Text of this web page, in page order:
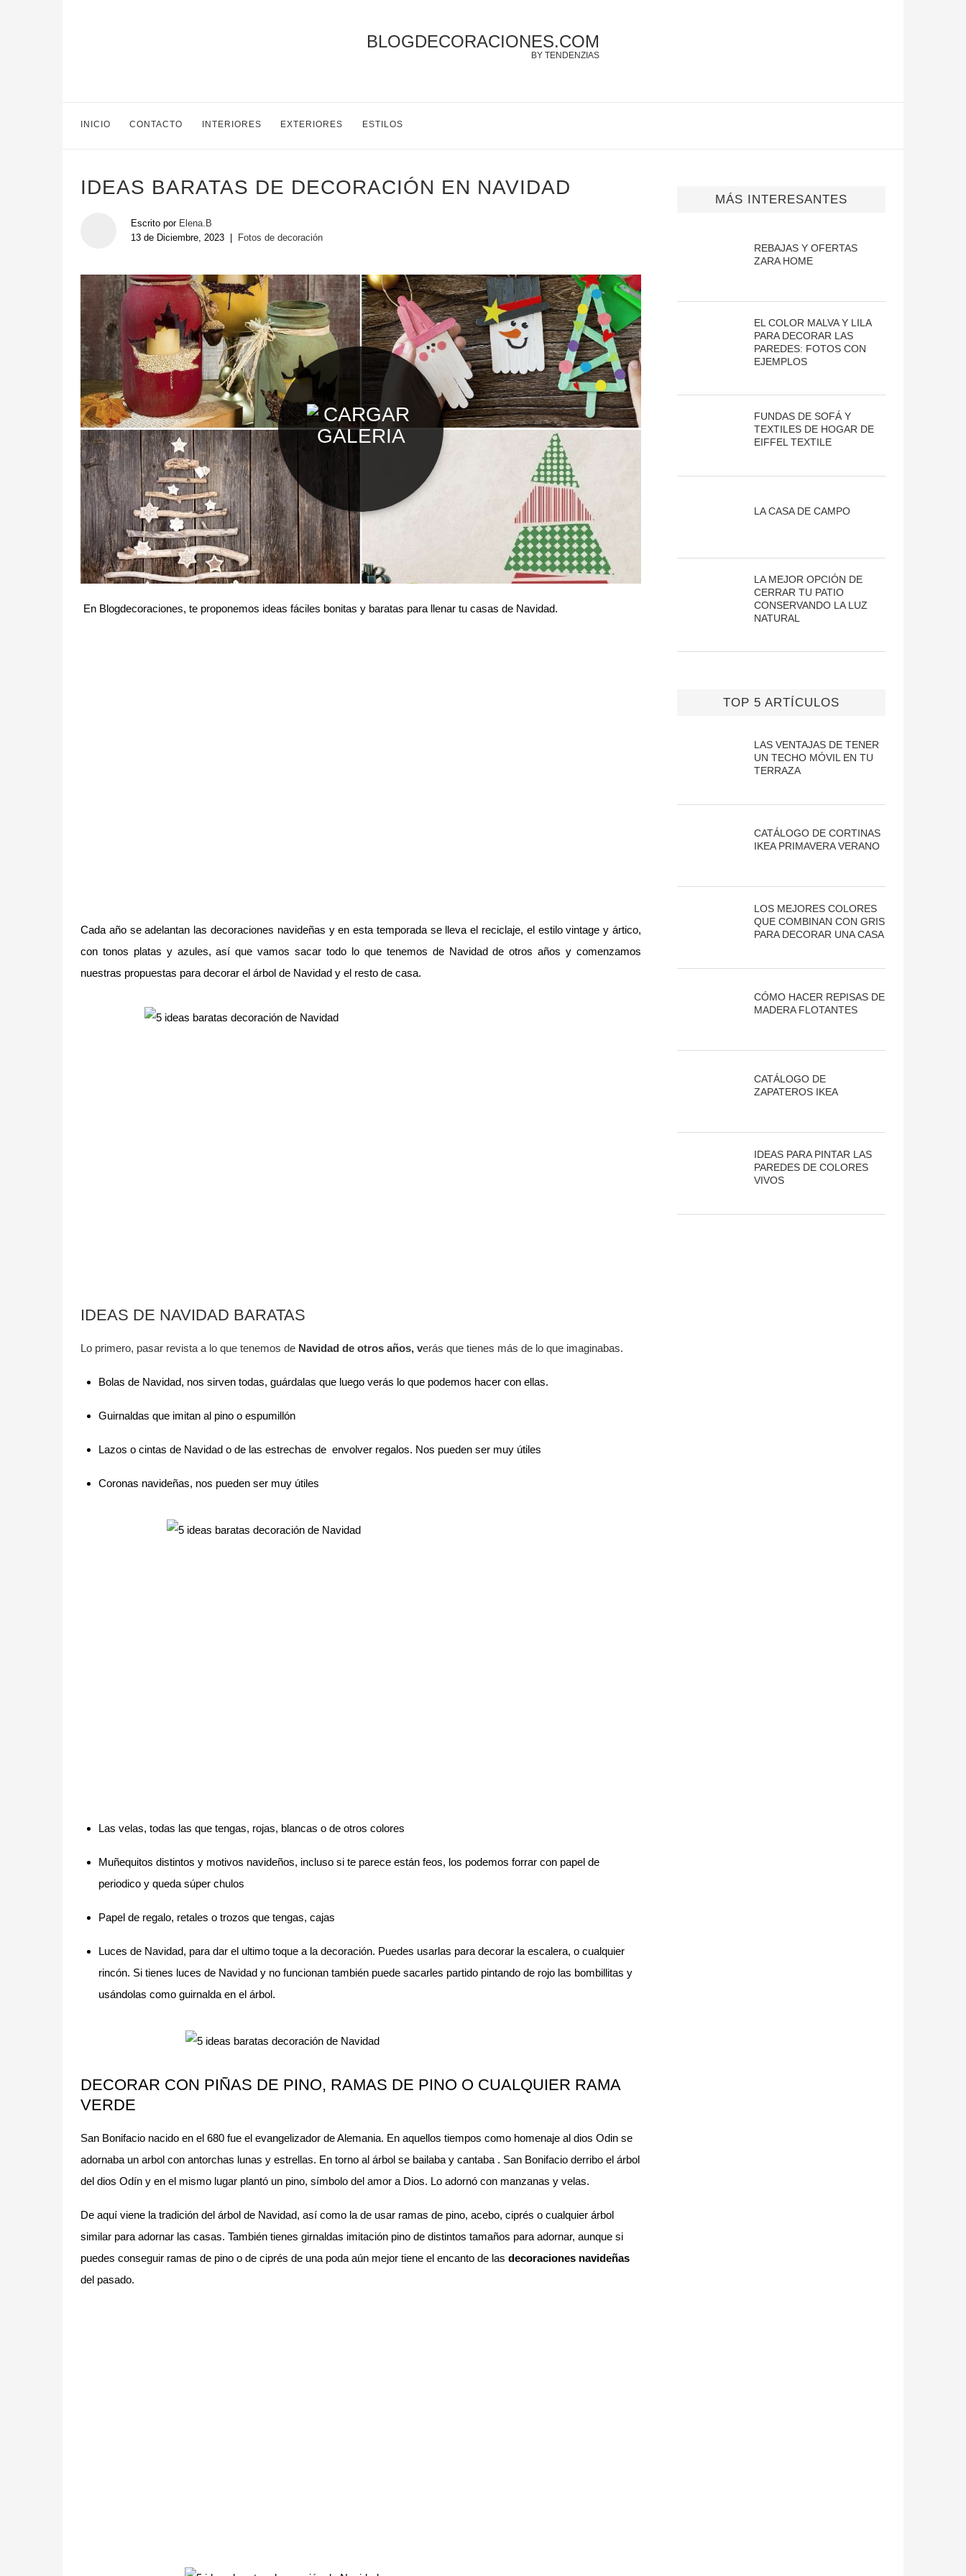
BLOGDECORACIONES.COM
BY TENDENZIAS
INICIO CONTACTO INTERIORES EXTERIORES ESTILOS
IDEAS BARATAS DE DECORACIÓN EN NAVIDAD
Escrito por Elena.B
13 de Diciembre, 2023
Fotos de decoración
En Blogdecoraciones, te proponemos ideas fáciles bonitas y baratas para llenar tu casas de Navidad.
Cada año se adelantan las decoraciones navideñas y en esta temporada se lleva el reciclaje, el estilo vintage y ártico,
con tonos platas y azules, así que vamos sacar todo lo que tenemos de Navidad de otros años y comenzamos
nuestras propuestas para decorar el árbol de Navidad y el resto de casa.
IDEAS DE NAVIDAD BARATAS
Lo primero, pasar revista a lo que tenemos de Navidad de otros años, verás que tienes más de lo que imaginabas.
Bolas de Navidad, nos sirven todas, guárdalas que luego verás lo que podemos hacer con ellas.
Guirnaldas que imitan al pino o espumillón
Lazos o cintas de Navidad o de las estrechas de envolver regalos. Nos pueden ser muy útiles
Coronas navideñas, nos pueden ser muy útiles
Las velas, todas las que tengas, rojas, blancas o de otros colores
Muñequitos distintos y motivos navideños, incluso si te parece están feos, los podemos forrar con papel de
periodico y queda súper chulos
Papel de regalo, retales o trozos que tengas, cajas
Luces de Navidad, para dar el ultimo toque a la decoración. Puedes usarlas para decorar la escalera, o cualquier
rincón. Si tienes luces de Navidad y no funcionan también puede sacarles partido pintando de rojo las bombillitas y
usándolas como guirnalda en el árbol.
DECORAR CON PIÑAS DE PINO, RAMAS DE PINO O CUALQUIER RAMA
VERDE
San Bonifacio nacido en el 680 fue el evangelizador de Alemania. En aquellos tiempos como homenaje al dios Odin se
adornaba un arbol con antorchas lunas y estrellas. En torno al árbol se bailaba y cantaba . San Bonifacio derribo el árbol
del dios Odín y en el mismo lugar plantó un pino, símbolo del amor a Dios. Lo adornó con manzanas y velas.
De aquí viene la tradición del árbol de Navidad, así como la de usar ramas de pino, acebo, ciprés o cualquier árbol
similar para adornar las casas. También tienes girnaldas imitación pino de distintos tamaños para adornar, aunque si
puedes conseguir ramas de pino o de ciprés de una poda aún mejor tiene el encanto de las decoraciones navideñas
del pasado.
MÁS INTERESANTES
REBAJAS Y OFERTAS
ZARA HOME
EL COLOR MALVA Y LILA
PARA DECORAR LAS
PAREDES: FOTOS CON
EJEMPLOS
FUNDAS DE SOFÁ Y
TEXTILES DE HOGAR DE
EIFFEL TEXTILE
LA CASA DE CAMPO
LA MEJOR OPCIÓN DE
CERRAR TU PATIO
CONSERVANDO LA LUZ
NATURAL
TOP 5 ARTÍCULOS
LAS VENTAJAS DE TENER
UN TECHO MÓVIL EN TU
TERRAZA
CATÁLOGO DE CORTINAS
IKEA PRIMAVERA VERANO
LOS MEJORES COLORES
QUE COMBINAN CON GRIS
PARA DECORAR UNA CASA
CÓMO HACER REPISAS DE
MADERA FLOTANTES
CATÁLOGO DE
ZAPATEROS IKEA
IDEAS PARA PINTAR LAS
PAREDES DE COLORES
VIVOS